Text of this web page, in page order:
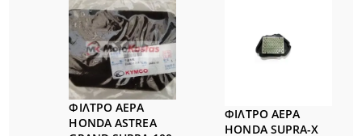
ΦΙΛΤΡΟ ΑΕΡΑ
HONDA ASTREA
ΦΙΛΤΡΟ ΑΕΡΑ
HONDA SUPRA-X